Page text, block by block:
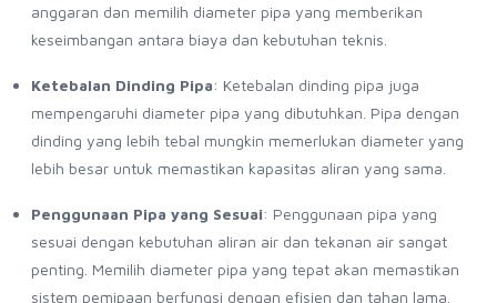
anggaran dan memilih diameter pipa yang memberikan
keseimbangan antara biaya dan kebutuhan teknis.
Ketebalan Dinding Pipa: Ketebalan dinding pipa juga
mempengaruhi diameter pipa yang dibutuhkan. Pipa dengan
dinding yang lebih tebal mungkin memerlukan diameter yang
lebih besar untuk memastikan kapasitas aliran yang sama.
Penggunaan Pipa yang Sesuai: Penggunaan pipa yang
sesuai dengan kebutuhan aliran air dan tekanan air sangat
penting. Memilih diameter pipa yang tepat akan memastikan
sistem pemipaan berfungsi dengan efisien dan tahan lama.